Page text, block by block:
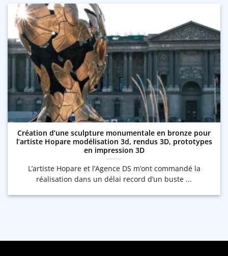
Création d’une sculpture monumentale en bronze pour
l’artiste Hopare modélisation 3d, rendus 3D, prototypes
en impression 3D
L’artiste Hopare et l’Agence DS m’ont commandé la
réalisation dans un délai record d’un buste ...